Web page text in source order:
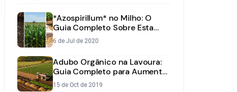
*Azospirillum* no Milho: O
Guia Completo Sobre Esta
Bactéria Benéfica
6 de Jul de 2020
Adubo Orgânico na Lavoura:
Guia Completo para Aumentar
a Fertilidade do Solo
15 de Oct de 2019